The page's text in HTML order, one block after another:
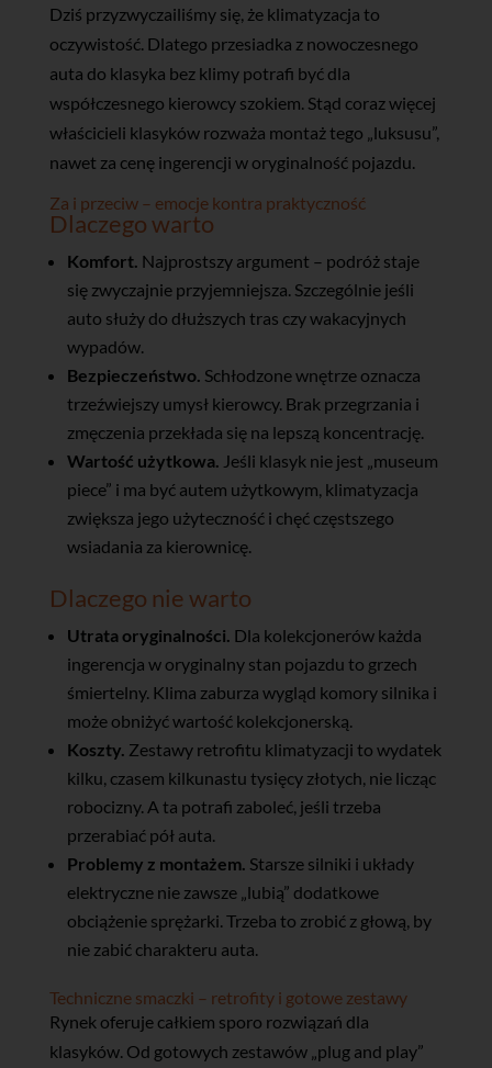
Dziś przyzwyczailiśmy się, że klimatyzacja to
oczywistość. Dlatego przesiadka z nowoczesnego
auta do klasyka bez klimy potrafi być dla
współczesnego kierowcy szokiem. Stąd coraz więcej
właścicieli klasyków rozważa montaż tego „luksusu”,
nawet za cenę ingerencji w oryginalność pojazdu.
Za i przeciw – emocje kontra praktyczność
Dlaczego warto
Komfort. Najprostszy argument – podróż staje
się zwyczajnie przyjemniejsza. Szczególnie jeśli
auto służy do dłuższych tras czy wakacyjnych
wypadów.
Bezpieczeństwo. Schłodzone wnętrze oznacza
trzeźwiejszy umysł kierowcy. Brak przegrzania i
zmęczenia przekłada się na lepszą koncentrację.
Wartość użytkowa. Jeśli klasyk nie jest „museum
piece” i ma być autem użytkowym, klimatyzacja
zwiększa jego użyteczność i chęć częstszego
wsiadania za kierownicę.
Dlaczego nie warto
Utrata oryginalności. Dla kolekcjonerów każda
ingerencja w oryginalny stan pojazdu to grzech
śmiertelny. Klima zaburza wygląd komory silnika i
może obniżyć wartość kolekcjonerską.
Koszty. Zestawy retrofitu klimatyzacji to wydatek
kilku, czasem kilkunastu tysięcy złotych, nie licząc
robocizny. A ta potrafi zaboleć, jeśli trzeba
przerabiać pół auta.
Problemy z montażem. Starsze silniki i układy
elektryczne nie zawsze „lubią” dodatkowe
obciążenie sprężarki. Trzeba to zrobić z głową, by
nie zabić charakteru auta.
Techniczne smaczki – retrofity i gotowe zestawy
Rynek oferuje całkiem sporo rozwiązań dla
klasyków. Od gotowych zestawów „plug and play”